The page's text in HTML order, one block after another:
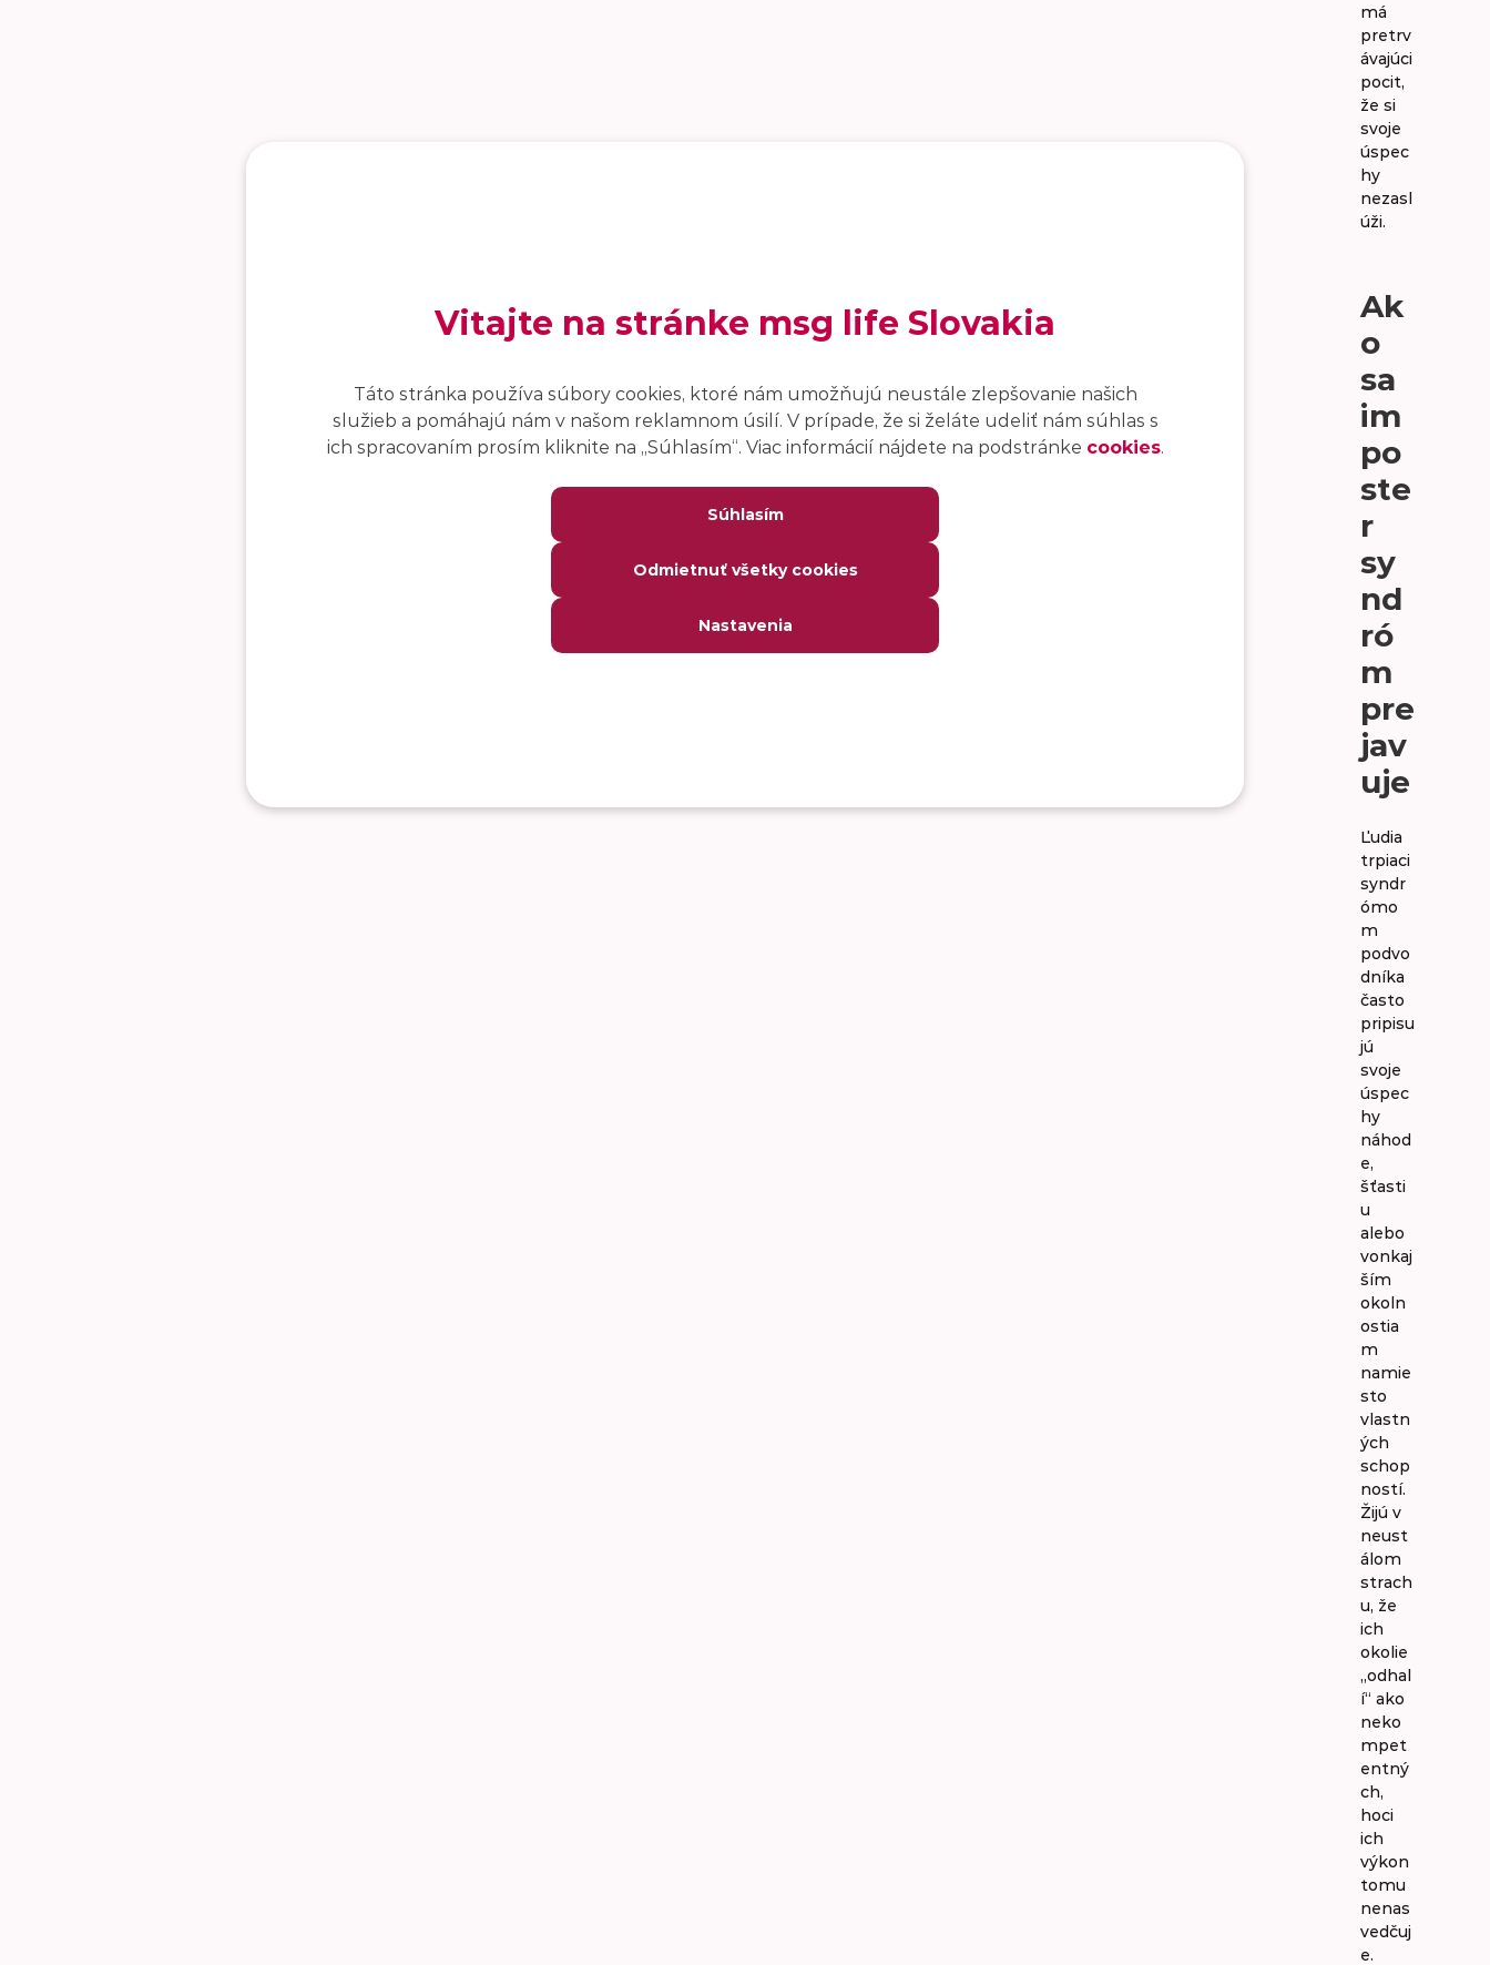
má
pretrv
ávajúci
pocit,
že si
svoje
úspec
hy
nezasl
úži.
Ak
o
sa
im
po
ste
r
sy
nd
ró
m
pre
jav
uje
Ľudia
trpiaci
syndr
ómo
m
podvo
dníka
často
pripisu
jú
svoje
úspec
hy
náhod
e,
šťasti
u
alebo
vonkaj
ším
okoln
ostia
m
namie
sto
vlastn
ých
schop
ností.
Žijú v
neust
álom
strach
u, že
ich
okolie
„odhal
í“ ako
neko
mpet
entný
ch,
hoci
ich
výkon
tomu
nenas
vedčuj
e.
Vitajte na stránke msg life Slovakia
Táto stránka používa súbory cookies, ktoré nám umožňujú neustále zlepšovanie našich
služieb a pomáhajú nám v našom reklamnom úsilí. V prípade, že si želáte udeliť nám súhlas s
ich spracovaním prosím kliknite na ,,Súhlasím“. Viac informácií nájdete na podstránke cookies.
Súhlasím
Odmietnuť všetky cookies
Nastavenia